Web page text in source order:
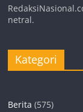
netral.
Kategori
Berita (575)